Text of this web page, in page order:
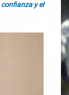
confianza y el